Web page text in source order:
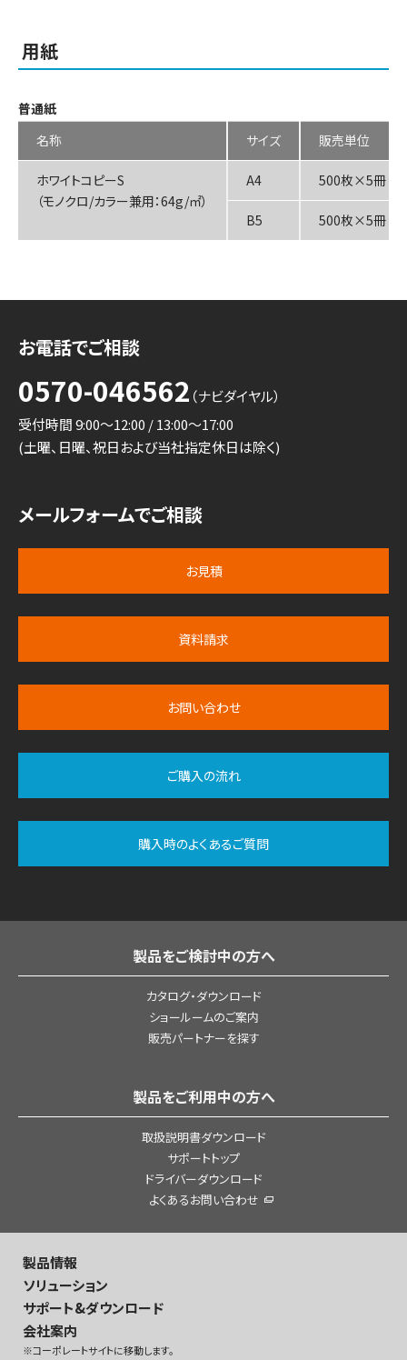
用紙
普通紙
名称
サイズ 販売単位
ホワイトコピーS
（モノクロ/カラー兼用：64g/㎡）
A4 500枚×5冊
B5 500枚×5冊
お電話でご相談
0570-046562 （ナビダイヤル）
受付時間 9:00～12:00 / 13:00～17:00
(土曜、日曜、祝日および当社指定休日は除く)
メールフォームでご相談
お見積
資料請求
お問い合わせ
ご購入の流れ
購入時のよくあるご質問
製品をご検討中の方へ
カタログ・ダウンロード
ショールームのご案内
販売パートナーを探す
製品をご利用中の方へ
取扱説明書ダウンロード
サポートトップ
ドライバーダウンロード
よくあるお問い合わせ
製品情報
ソリューション
サポート&ダウンロード
会社案内
※コーポレートサイトに移動します。